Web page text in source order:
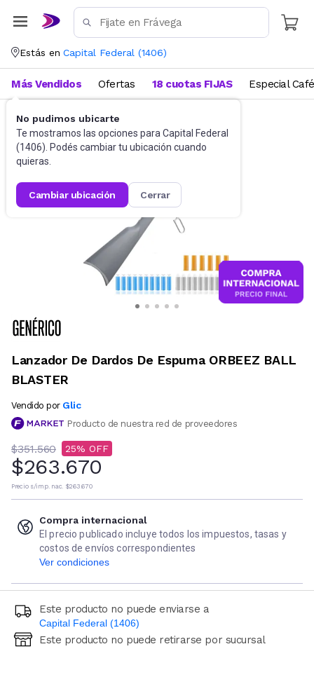
Estás en Capital Federal (1406)
No pudimos ubicarte
Te mostramos las opciones para Capital Federal
(1406). Podés cambiar tu ubicación cuando
quieras.
cambiar ubicación cerrar
Más Vendidos Ofertas 18 cuotas FIJAS Especial Café
Juegos de aire libre
Lanzador De Dardos De Espuma ORBEEZ BALL
BLASTER
Vendido por Glic
Producto de nuestra red de proveedores
$351.560 25
$263.670
Precio s/imp. nac. $263.670
Compra internacional
El precio publicado incluye todos los impuestos, tasas y
costos de envíos correspondientes
Ver condiciones
Este producto no puede enviarse a
Capital Federal (1406)
Ingresá código postal (sólo números)
Este producto no puede retirarse por sucursal